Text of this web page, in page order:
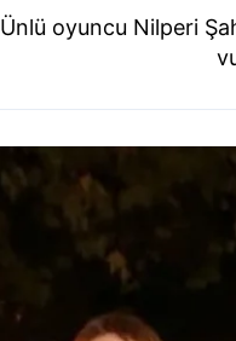
Ünlü oyuncu Nilperi